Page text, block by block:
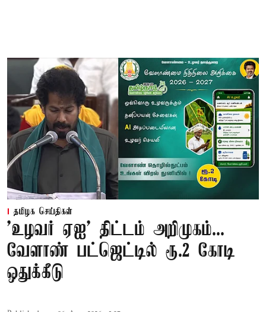
தமிழக செய்திகள்
'உழவர் ஏஐ' திட்டம் அறிமுகம்...
வேளாண் பட்ஜெட்டில் ரூ.2 கோடி
ஒதுக்கீடு